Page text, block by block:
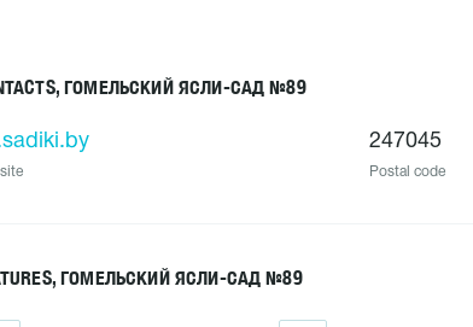
ГОМЕЛЬСКИЙ ЯСЛИ-САД №89
247045
Postal code
ГОМЕЛЬСКИЙ ЯСЛИ-САД №89